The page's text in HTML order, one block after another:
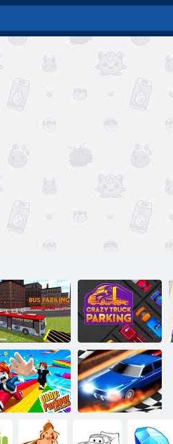
Bussiparkimissimulaator
3D
Hull veoautode
parkimine